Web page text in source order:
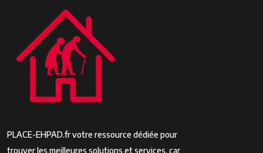
PLACE-EHPAD.fr votre ressource dédiée pour
trouver les meilleures solutions et services, car